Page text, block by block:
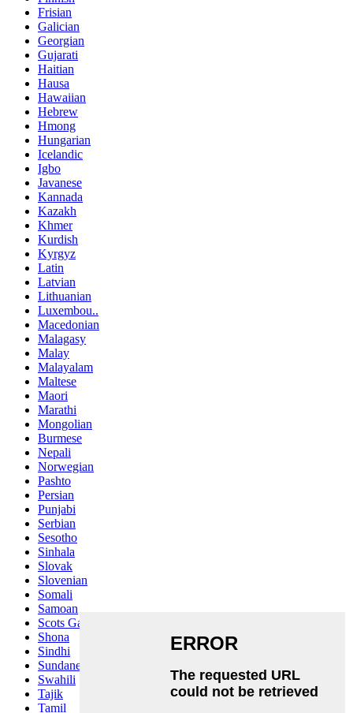
Frisian
Galician
Georgian
Gujarati
Haitian
Hausa
Hawaiian
Hebrew
Hmong
Hungarian
Icelandic
Igbo
Javanese
Kannada
Kazakh
Khmer
Kurdish
Kyrgyz
Latin
Latvian
Lithuanian
Luxembou..
Macedonian
Malagasy
Malay
Malayalam
Maltese
Maori
Marathi
Mongolian
Burmese
Nepali
Norwegian
Pashto
Persian
Punjabi
Serbian
Sesotho
Sinhala
Slovak
Slovenian
Somali
Samoan
Scots Gaelic
Shona
Sindhi
Sundanese
Swahili
Tajik
Tamil